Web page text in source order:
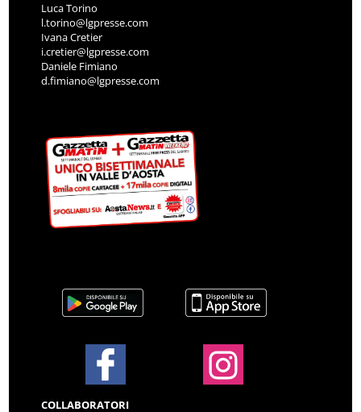
Luca Torino
l.torino@lgpresse.com
Ivana Cretier
i.cretier@lgpresse.com
Daniele Fimiano
d.fimiano@lgpresse.com
COLLABORATORI